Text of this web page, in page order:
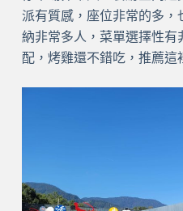
派有質感，座位非常的多
納非常多人，菜單選擇性
配，烤雞還不錯吃，推薦這